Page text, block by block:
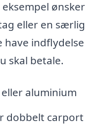
ønsker
eller en særlig
have indflydelse
skal betale.
aluminium
dobbelt carport